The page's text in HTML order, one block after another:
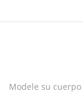
Modele su